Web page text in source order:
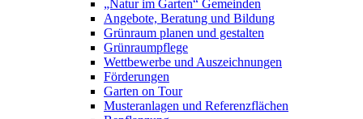
„Natur im Garten“ Gemeinden
Angebote, Beratung und Bildung
Grünraum planen und gestalten
Grünraumpflege
Wettbewerbe und Auszeichnungen
Förderungen
Garten on Tour
Musteranlagen und Referenzflächen